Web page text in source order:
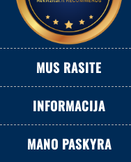
MUS RASITE
INFORMACIJA
MANO PASKYRA